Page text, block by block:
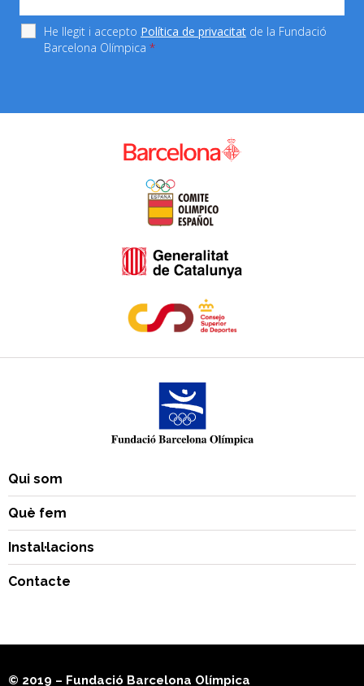
He llegit i accepto Política de privacitat de la Fundació
Barcelona Olímpica *
Qui som
Què fem
Instal·lacions
Contacte
© 2019 – Fundació Barcelona Olímpica